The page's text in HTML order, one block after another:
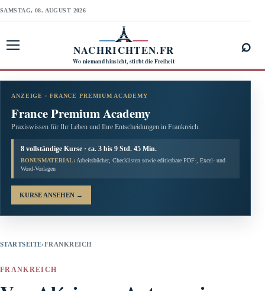
SAMSTAG, 08. AUGUST 2026
NACHRICHTEN.FR
Wo niemand hinsieht, stirbt die Freiheit
⌕
ANZEIGE · FRANCE PREMIUM ACADEMY
France Premium Academy
Praxiswissen für Ihr Leben und Ihre Entscheidungen in Frankreich.
8 vollständige Kurse · ca. 3 bis 9 Std. 45 Min.
BONUSMATERIAL: Arbeitsbücher, Checklisten sowie editierbare PDF-, Excel- und
Word-Vorlagen
KURSE ANSEHEN →
STARTSEITE›FRANKREICH
FRANKREICH